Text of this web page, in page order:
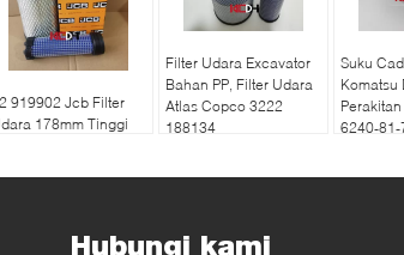
919902 Jcb Filter
178mm Tinggi
Filter Udara Excavator
Bahan PP, Filter Udara
Atlas Copco 3222
188134
Suku
Komatsu
6240-81-
Hubungi kami